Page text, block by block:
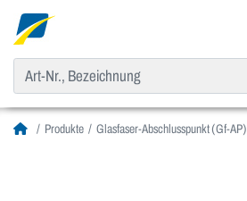
Produkte Glasfaser-Abschlusspunkt (Gf-AP)